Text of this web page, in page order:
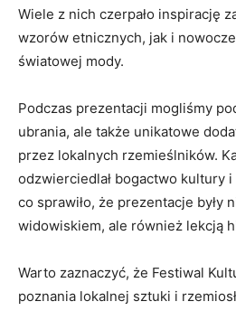
Wiele z⁤ nich czerpało inspirację
wzorów etnicznych, jak ⁢i
światowej mody.
Podczas ⁣prezentacji mogliśmy
ubrania, ale także ⁤unikatowe
przez⁢ lokalnych rzemieślników.
odzwierciedlał‌ bogactwo kultury
⁣co sprawiło, że prezentacje ⁢były
widowiskiem, ale również lekcją
Warto⁣ zaznaczyć,‍ że Festiwal
poznania lokalnej sztuki ‌i